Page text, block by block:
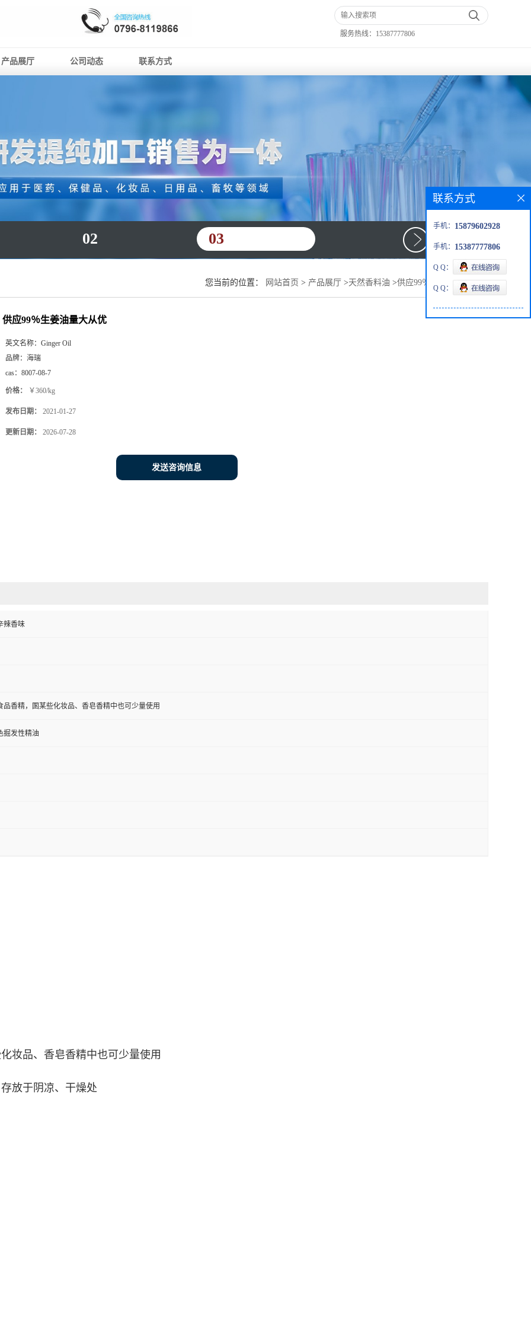
服务热线： 15387777806
产品展厅 公司动态 联系方式
02 03
您当前的位置： 网站首页 > 产品展厅 >天然香料油 >供应99％生姜油量大从优
供应99％生姜油量大从优
英文名称： Ginger Oil
品牌： 海瑞
cas： 8007-08-7
价格： ￥360/kg
发布日期： 2021-01-27
更新日期： 2026-07-28
发送咨询信息
辣香味
品香精，圂某些化妆品、香皂香精中也可少量使用
掘发性精油
妆品、香皂香精中也可少量使用
放于阴凉、干燥处
联系方式
手机： 15879602928
手机： 15387777806
Q Q：
Q Q：